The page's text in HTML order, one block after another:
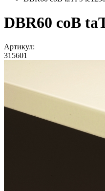
DBR60 coB
Артикул:
315601